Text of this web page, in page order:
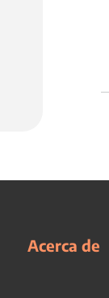
Acerca de